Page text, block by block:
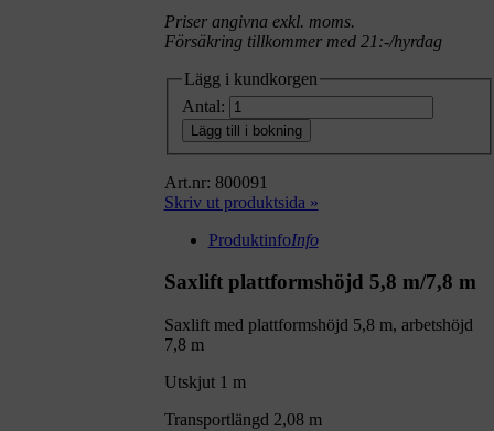
Priser angivna exkl. moms.
Försäkring tillkommer med 21:-/hyrdag
Lägg i kundkorgen
Antal:
Lägg till i bokning
Art.nr: 800091
Skriv ut produktsida »
ProduktinfoInfo
Saxlift plattformshöjd 5,8 m/7,8 m
Saxlift med plattformshöjd 5,8 m, arbetshöjd
7,8 m
Utskjut 1 m
Transportlängd 2,08 m